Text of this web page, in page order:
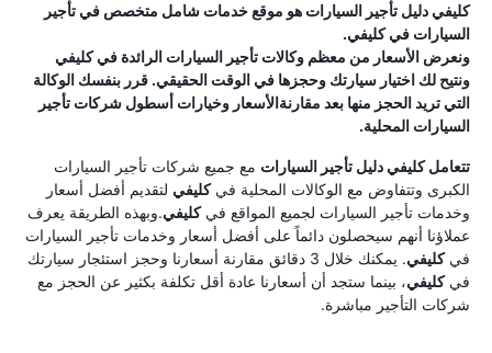
كليفي دليل تأجير السيارات هو موقع خدمات شامل متخصص في تأجير
السيارات فيكليفي.
ونعرض الأسعار من معظم وكالات تأجير السيارات الرائدة فيكليفي
ونتيح لك اختيار سيارتك وحجزها في الوقت الحقيقي. قرر بنفسك الوكالة
التي تريد الحجز منها بعد مقارنةالأسعار وخيارات أسطول شركات تأجير
السيارات المحلية.
تتعاملكليفي دليل تأجير السيارات مع جميع شركات تأجير السيارات
الكبرى وتتفاوض مع الوكالات المحلية فيكليفي لتقديم أفضل أسعار
وخدمات تأجير السيارات لجميع المواقع فيكليفي.وبهذه الطريقة يعرف
عملاؤنا أنهم سيحصلون دائماً على أفضل أسعار وخدمات تأجير السيارات
فيكليفي
. يمكنك خلال 3 دقائق مقارنة أسعارنا وحجز استئجار سيارتك
فيكليفي، بينما ستجد أن أسعارنا عادة أقل تكلفة بكثير عن الحجز مع
شركات التأجير مباشرة.